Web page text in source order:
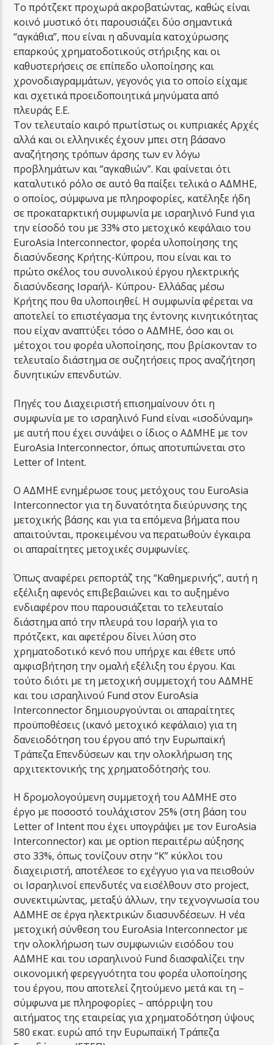
Το πρότζεκτ προχωρά ακροβατώντας, καθώς είναι
κοινό μυστικό ότι παρουσιάζει δύο σημαντικά
“αγκάθια”, που είναι η αδυναμία κατοχύρωσης
επαρκούς χρηματοδοτικούς στήριξης και οι
καθυστερήσεις σε επίπεδο υλοποίησης και
χρονοδιαγραμμάτων, γεγονός για το οποίο είχαμε
και σχετικά προειδοποιητικά μηνύματα από
πλευράς Ε.Ε.
Τον τελευταίο καιρό πρωτίστως οι κυπριακές Αρχές
αλλά και οι ελληνικές έχουν μπει στη βάσανο
αναζήτησης τρόπων άρσης των εν λόγω
προβλημάτων και “αγκαθιών”. Και φαίνεται ότι
καταλυτικό ρόλο σε αυτό θα παίξει τελικά ο ΑΔΜΗΕ,
ο οποίος, σύμφωνα με πληροφορίες, κατέληξε ήδη
σε προκαταρκτική συμφωνία με ισραηλινό Fund για
την είσοδό του με 33% στο μετοχικό κεφάλαιο του
EuroAsia Interconnector, φορέα υλοποίησης της
διασύνδεσης Κρήτης-Κύπρου, που είναι και το
πρώτο σκέλος του συνολικού έργου ηλεκτρικής
διασύνδεσης Ισραήλ- Κύπρου- Ελλάδας μέσω
Κρήτης που θα υλοποιηθεί. Η συμφωνία φέρεται να
αποτελεί το επιστέγασμα της έντονης κινητικότητας
που είχαν αναπτύξει τόσο ο ΑΔΜΗΕ, όσο και οι
μέτοχοι του φορέα υλοποίησης, που βρίσκονταν το
τελευταίο διάστημα σε συζητήσεις προς αναζήτηση
δυνητικών επενδυτών.
Πηγές του Διαχειριστή επισημαίνουν ότι η
συμφωνία με το ισραηλινό Fund είναι «ισοδύναμη»
με αυτή που έχει συνάψει ο ίδιος ο ΑΔΜΗΕ με τον
EuroAsia Interconnector, όπως αποτυπώνεται στο
Letter of Intent.
Ο ΑΔΜΗΕ ενημέρωσε τους μετόχους του EuroAsia
Interconnector για τη δυνατότητα διεύρυνσης της
μετοχικής βάσης και για τα επόμενα βήματα που
απαιτούνται, προκειμένου να περατωθούν έγκαιρα
οι απαραίτητες μετοχικές συμφωνίες.
Όπως αναφέρει ρεπορτάζ της “Καθημερινής”, αυτή η
εξέλιξη αφενός επιβεβαιώνει και το αυξημένο
ενδιαφέρον που παρουσιάζεται το τελευταίο
διάστημα από την πλευρά του Ισραήλ για το
πρότζεκτ, και αφετέρου δίνει λύση στο
χρηματοδοτικό κενό που υπήρχε και έθετε υπό
αμφισβήτηση την ομαλή εξέλιξη του έργου. Και
τούτο διότι με τη μετοχική συμμετοχή του ΑΔΜΗΕ
και του ισραηλινού Fund στον EuroAsia
Interconnector δημιουργούνται οι απαραίτητες
προϋποθέσεις (ικανό μετοχικό κεφάλαιο) για τη
δανειοδότηση του έργου από την Ευρωπαϊκή
Τράπεζα Επενδύσεων και την ολοκλήρωση της
αρχιτεκτονικής της χρηματοδότησής του.
Η δρομολογούμενη συμμετοχή του ΑΔΜΗΕ στο
έργο με ποσοστό τουλάχιστον 25% (στη βάση του
Letter of Intent που έχει υπογράψει με τον EuroAsia
Interconnector) και με option περαιτέρω αύξησης
στο 33%, όπως τονίζουν στην “Κ” κύκλοι του
διαχειριστή, αποτέλεσε το εχέγγυο για να πεισθούν
οι Ισραηλινοί επενδυτές να εισέλθουν στο project,
συνεκτιμώντας, μεταξύ άλλων, την τεχνογνωσία του
ΑΔΜΗΕ σε έργα ηλεκτρικών διασυνδέσεων. Η νέα
μετοχική σύνθεση του EuroAsia Interconnector με
την ολοκλήρωση των συμφωνιών εισόδου του
ΑΔΜΗΕ και του ισραηλινού Fund διασφαλίζει την
οικονομική φερεγγυότητα του φορέα υλοποίησης
του έργου, που αποτελεί ζητούμενο μετά και τη –
σύμφωνα με πληροφορίες – απόρριψη του
αιτήματος της εταιρείας για χρηματοδότηση ύψους
580 εκατ. ευρώ από την Ευρωπαϊκή Τράπεζα